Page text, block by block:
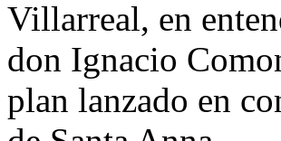
Villarreal, en
don Ignacio
plan lanzado en